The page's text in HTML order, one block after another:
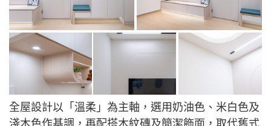
全屋設計以「溫柔」為主軸，選用奶油色、米白色及